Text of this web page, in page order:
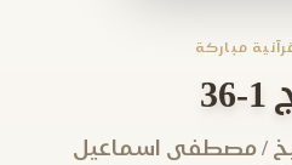
مباركة
/ مصطفى اسماعيل